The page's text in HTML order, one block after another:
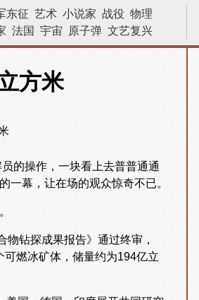
东征 艺术 小说家 战役 物理
法国 宇宙 原子弹 文艺复兴
诗人 革命 林则徐 战争 发明
巴拿马运河
方米
的操作，一块看上去普普通通
幕，让在场的观众惊奇不已。
钻探成果报告》通过终审，
可燃冰矿体，储量约为194亿立